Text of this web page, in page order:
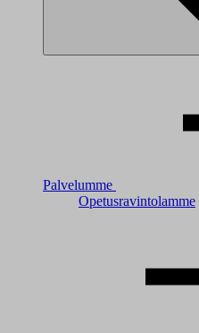
Palvelumme
Opetusravintolamme